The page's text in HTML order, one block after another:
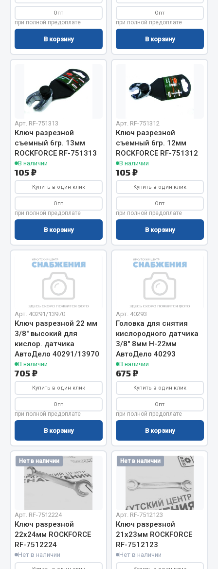
Охладжающие жидкости
Технические жидкости
МЕТИЗЫ
Гайки
Кольца стопорные
Пресс-масленки
Пробки
Пружины
Хомуты
Показать ещё
Весь раздел
Соединительные элементы
Адаптеры и переходники
Тройники
Трубки, муфты, гайки
Угольники
Фитинги
Штуцеры
Весь раздел
Инструмент
Автомобильный инструмент
Измерительный инструмент
Крепежный инструмент
Режущий инструмент
Слесарный инструмент
Столярный инструмент
Опт
при полной предоплате
В корзину
Опт
при полной предоплате
В корзину
Арт. RF-751313
Ключ разрезной
съемный 6гр. 13мм
ROCKFORCE RF-751313
В наличии
105 ₽
Купить в один клик
Опт
при полной предоплате
В корзину
Арт. RF-751312
Ключ разрезной
съемный 6гр. 12мм
ROCKFORCE RF-751312
В наличии
105 ₽
Купить в один клик
Опт
при полной предоплате
В корзину
Арт. 40291/13970
Ключ разрезной 22 мм
3/8" высокий для
кислор. датчика
АвтоДело 40291/13970
В наличии
705 ₽
Купить в один клик
Опт
при полной предоплате
В корзину
Арт. 40293
Головка для снятия
кислородного датчика
3/8" 8мм H-22мм
АвтоДело 40293
В наличии
675 ₽
Купить в один клик
Опт
при полной предоплате
В корзину
Нет в наличии
Арт. RF-7512224
Ключ разрезной
22х24мм ROCKFORCE
RF-7512224
Нет в наличии
Нет в наличии
Арт. RF-7512123
Ключ разрезной
21х23мм ROCKFORCE
RF-7512123
Нет в наличии